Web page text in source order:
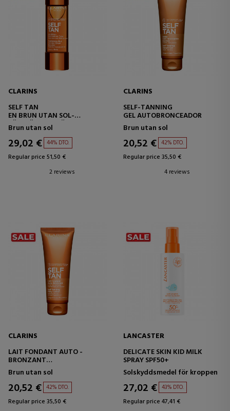
CLARINS
SELF TAN
EN BRUN UTAN SOL-
FÖRSTÄRKARE FÖR KROPPEN
Brun utan sol
29,02 € 44% DTO.
Regular price 51,50 €
2 reviews
CLARINS
SELF-TANNING
GEL AUTOBRONCEADOR
Brun utan sol
20,52 € 42% DTO.
Regular price 35,50 €
4 reviews
CLARINS
LAIT FONDANT AUTO -
BRONZANT
LECHE SOLAR
AUTOBRONCEADORA
Brun utan sol
20,52 € 42% DTO.
Regular price 35,50 €
LANCASTER
DELICATE SKIN KID MILK
SPRAY SPF50+
Solskyddsmedel för kroppen
27,02 € 43% DTO.
Regular price 47,41 €